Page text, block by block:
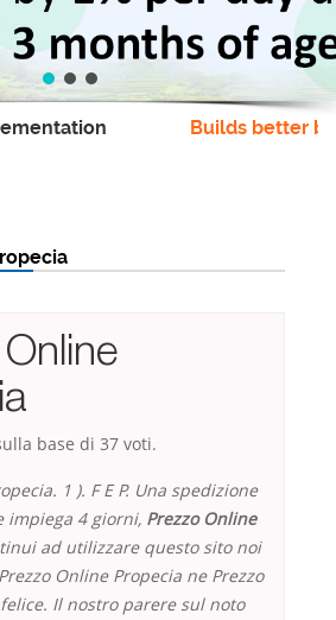
Builds better
base di 37 voti.
1 ). F E P. Una spedizione
impiega 4 giorni, Prezzo Online
ad utilizzare questo sito noi
Online Propecia ne Prezzo
Il nostro parere sul noto